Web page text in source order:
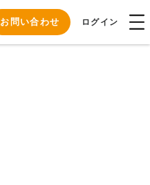
お問い合わせ ログイン